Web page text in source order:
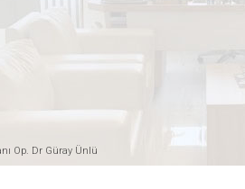
Op. Dr Güray Ünlü